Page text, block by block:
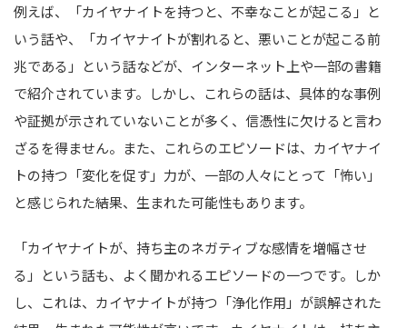
例えば、「カイヤナイトを持つと、不幸なことが起こる」と
いう話や、「カイヤナイトが割れると、悪いことが起こる前
兆である」という話などが、インターネット上や一部の書籍
で紹介されています。しかし、これらの話は、具体的な事例
や証拠が示されていないことが多く、信憑性に欠けると言わ
ざるを得ません。また、これらのエピソードは、カイヤナイ
トの持つ「変化を促す」力が、一部の人々にとって「怖い」
と感じられた結果、生まれた可能性もあります。
「カイヤナイトが、持ち主のネガティブな感情を増幅させ
る」という話も、よく聞かれるエピソードの一つです。しか
し、これは、カイヤナイトが持つ「浄化作用」が誤解された